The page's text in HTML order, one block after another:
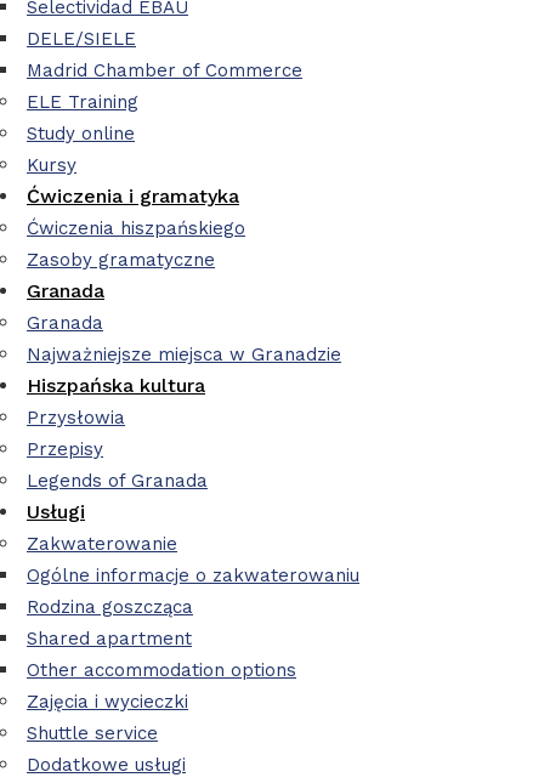
Selectividad EBAU
DELE/SIELE
Madrid Chamber of Commerce
ELE Training
Study online
Kursy
Ćwiczenia i gramatyka
Ćwiczenia hiszpańskiego
Zasoby gramatyczne
Granada
Granada
Najważniejsze miejsca w Granadzie
Hiszpańska kultura
Przysłowia
Przepisy
Legends of Granada
Usługi
Zakwaterowanie
Ogólne informacje o zakwaterowaniu
Rodzina goszcząca
Shared apartment
Other accommodation options
Zajęcia i wycieczki
Shuttle service
Dodatkowe usługi